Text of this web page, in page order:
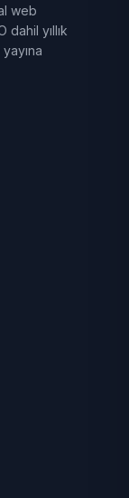
web
dahil yıllık